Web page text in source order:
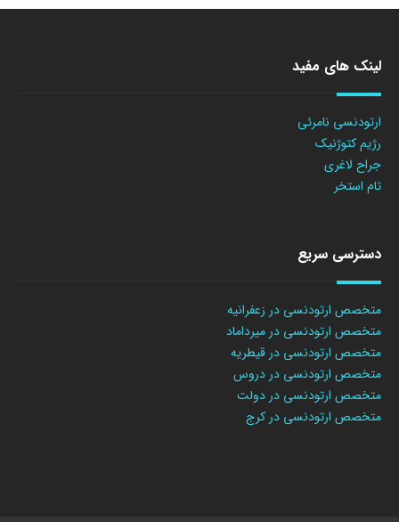
لینک های مفید
ارتودنسی نامرئی
رژیم کتوژنیک
جراح لاغری
تام استخر
دسترسی سریع
متخصص ارتودنسی در زعفرانیه
متخصص ارتودنسی در میرداماد
متخصص ارتودنسی در قیطریه
متخصص ارتودنسی در دروس
متخصص ارتودنسی در دولت
متخصص ارتودنسی در کرج